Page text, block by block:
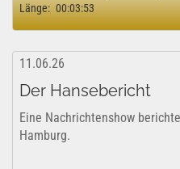
Länge: 00:03:53
11.06.26
Der Hansebericht
Eine Nachrichtenshow
Hamburg.